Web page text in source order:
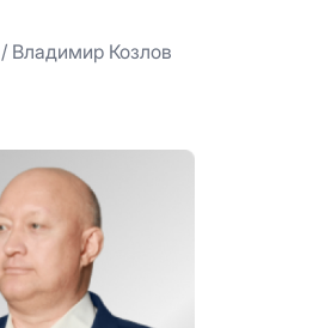
/ Владимир Козлов